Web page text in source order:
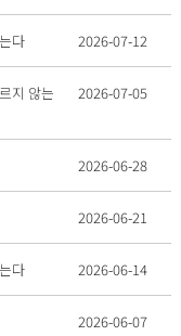
다 2026-07-12
지 않는
2026-07-05
2026-06-28
2026-06-21
다 2026-06-14
2026-06-07